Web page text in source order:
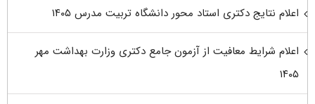
اعلام نتایج دکتری استاد محور دانشگاه تربیت مدرس ۱۴۰۵
اعلام شرایط معافیت از آزمون جامع دکتری وزارت بهداشت مهر
۱۴۰۵